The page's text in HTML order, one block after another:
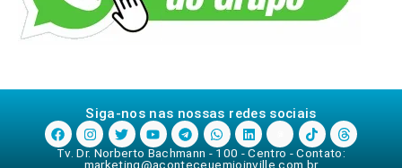
Siga-nos nas nossas redes sociais
Tv. Dr. Norberto Bachmann - 100 - Centro - Contato:
marketing@aconteceuemjoinville.com.br